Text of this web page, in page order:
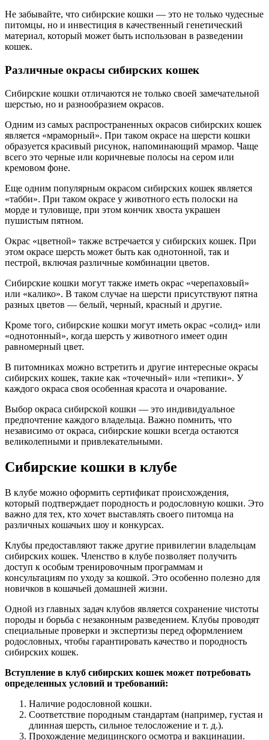
Не забывайте, что сибирские кошки — это не только чудесные
питомцы, но и инвестиция в качественный генетический
материал, который может быть использован в разведении
кошек.
Различные окрасы сибирских кошек
Сибирские кошки отличаются не только своей замечательной
шерстью, но и разнообразием окрасов.
Одним из самых распространенных окрасов сибирских кошек
является «мраморный». При таком окрасе на шерсти кошки
образуется красивый рисунок, напоминающий мрамор. Чаще
всего это черные или коричневые полосы на сером или
кремовом фоне.
Еще одним популярным окрасом сибирских кошек является
«табби». При таком окрасе у животного есть полоски на
морде и туловище, при этом кончик хвоста украшен
пушистым пятном.
Окрас «цветной» также встречается у сибирских кошек. При
этом окрасе шерсть может быть как однотонной, так и
пестрой, включая различные комбинации цветов.
Сибирские кошки могут также иметь окрас «черепаховый»
или «калико». В таком случае на шерсти присутствуют пятна
разных цветов — белый, черный, красный и другие.
Кроме того, сибирские кошки могут иметь окрас «солид» или
«однотонный», когда шерсть у животного имеет один
равномерный цвет.
В питомниках можно встретить и другие интересные окрасы
сибирских кошек, такие как «точечный» или «тепики». У
каждого окраса своя особенная красота и очарование.
Выбор окраса сибирской кошки — это индивидуальное
предпочтение каждого владельца. Важно помнить, что
независимо от окраса, сибирские кошки всегда остаются
великолепными и привлекательными.
Сибирские кошки в клубе
В клубе можно оформить сертификат происхождения,
который подтверждает породность и родословную кошки. Это
важно для тех, кто хочет выставлять своего питомца на
различных кошачьих шоу и конкурсах.
Клубы предоставляют также другие привилегии владельцам
сибирских кошек. Членство в клубе позволяет получить
доступ к особым тренировочным программам и
консультациям по уходу за кошкой. Это особенно полезно для
новичков в кошачьей домашней жизни.
Одной из главных задач клубов является сохранение чистоты
породы и борьба с незаконным разведением. Клубы проводят
специальные проверки и экспертизы перед оформлением
родословных, чтобы гарантировать качество и породность
сибирских кошек.
Вступление в клуб сибирских кошек может потребовать
определенных условий и требований:
Наличие родословной кошки.
Соответствие породным стандартам (например, густая и
длинная шерсть, сильное телосложение и т. д.).
Прохождение медицинского осмотра и вакцинации.